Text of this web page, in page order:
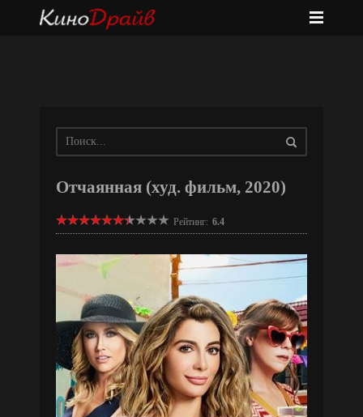
Отчаянная (худ. фильм, 2020)
Рейтинг: 6.4